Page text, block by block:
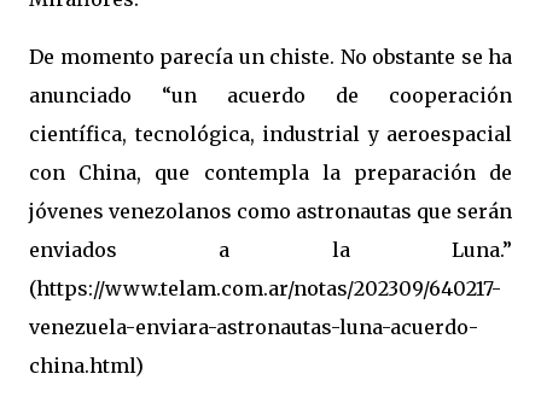
De momento parecía un chiste. No obstante se ha
anunciado “un acuerdo de cooperación
científica, tecnológica, industrial y aeroespacial
con China, que contempla la preparación de
jóvenes venezolanos como astronautas que serán
enviados a la Luna.”
(https://www.telam.com.ar/notas/202309/640217-
venezuela-enviara-astronautas-luna-acuerdo-
china.html)